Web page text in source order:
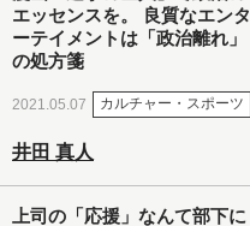
エッセンスを。 良質なエンタ
ーテイメントは「政治離れ」
の処方箋
2021.05.07 カルチャー・スポーツ
井田 真人
上司の「応援」なんて部下に